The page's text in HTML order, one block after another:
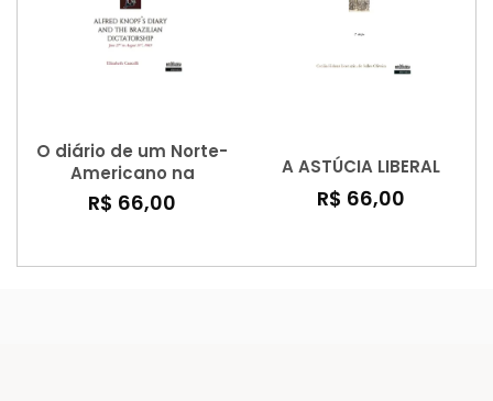
O diário de um Norte-
Americano na
ditadura – Alfred
Knopf no Brasil, 27 de
de 1969 (Edição
R$ 66,00
A ASTÚCIA LIBERAL
R$ 66,00